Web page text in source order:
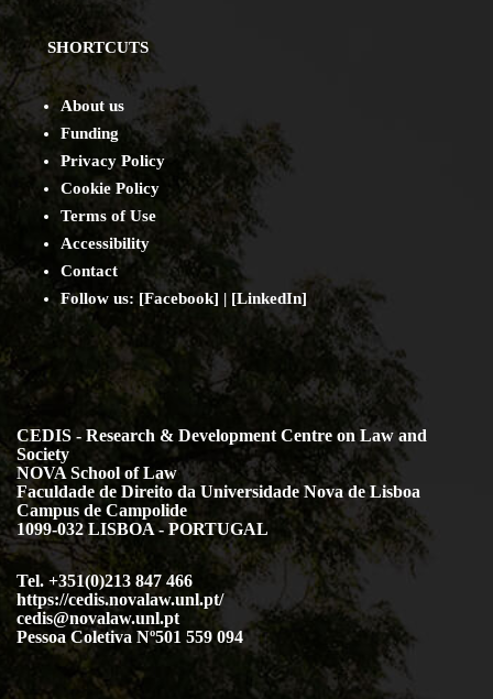
SHORTCUTS
About us
Funding
Privacy Policy
Cookie Policy
Terms of Use
Accessibility
Contact
Follow us: [Facebook] | [LinkedIn]
CEDIS - Research & Development Centre on Law and
Society
NOVA School of Law
Faculdade de Direito da Universidade Nova de Lisboa
Campus de Campolide
1099-032 LISBOA - PORTUGAL
Tel. +351(0)213 847 466
https://cedis.novalaw.unl.pt/
cedis@novalaw.unl.pt
Pessoa Coletiva Nº501 559 094